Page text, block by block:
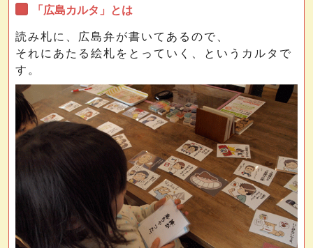
「広島カルタ」とは
読み札に、広島弁が書いてあるので、
それにあたる絵札をとっていく、というカルタで
す。